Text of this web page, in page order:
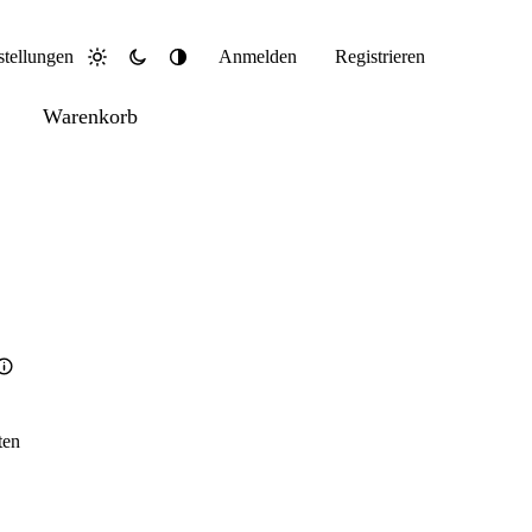
Hell DunkelSystemAnmelden Registrieren
Warenkorb